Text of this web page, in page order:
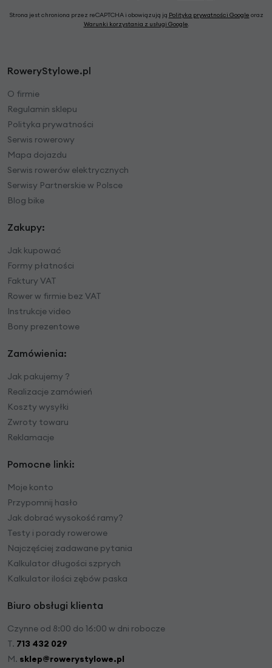
Strona jest chroniona przez reCAPTCHA i obowiązują ją Polityka prywatności Google oraz
Warunki korzystania z usługi Google.
RoweryStylowe.pl
O firmie
Regulamin sklepu
Polityka prywatności
Serwis rowerowy
Mapa dojazdu
Serwis rowerów elektrycznych
Serwisy Partnerskie w Polsce
Blog bike
Zakupy:
Jak kupować
Formy płatności
Faktury VAT
Rower w firmie bez VAT
Instrukcje video
Bony prezentowe
Zamówienia:
Jak pakujemy ?
Realizacje zamówień
Koszty wysyłki
Zwroty towaru
Reklamacje
Pomocne linki:
Moje konto
Przypomnij hasło
Jak dobrać wysokość ramy?
Testy i porady rowerowe
Najczęściej zadawane pytania
Kalkulator długości szprych
Kalkulator ilości zębów paska
Biuro obsługi klienta
Czynne od 8:00 do 16:00 w dni robocze
T. 713 432 029
M. sklep@rowerystylowe.pl